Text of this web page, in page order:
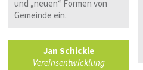
und „neuen“ Formen von
Gemeinde ein.
Jan Schickle
Vereinsentwicklung